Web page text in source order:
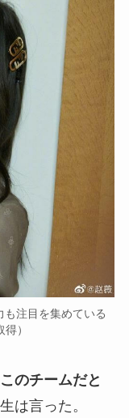
注目を集めている
）
のチームだと
は言った。